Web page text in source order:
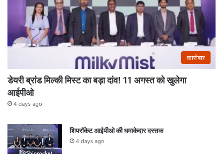
कारोबार
डेयरी ब्रांड मिल्की मिस्ट का बड़ा दांव! 11 अगस्त को खुलेगा
आईपीओ
4 days ago
शिपरॉकेट आईपीओ की धमाकेदार दस्तक
4 days ago